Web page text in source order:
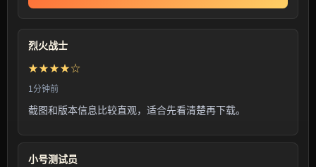
烈火战士
★★★★☆
1分钟前
截图和版本信息比较直观，适合先看清楚再下载。
小号测试员